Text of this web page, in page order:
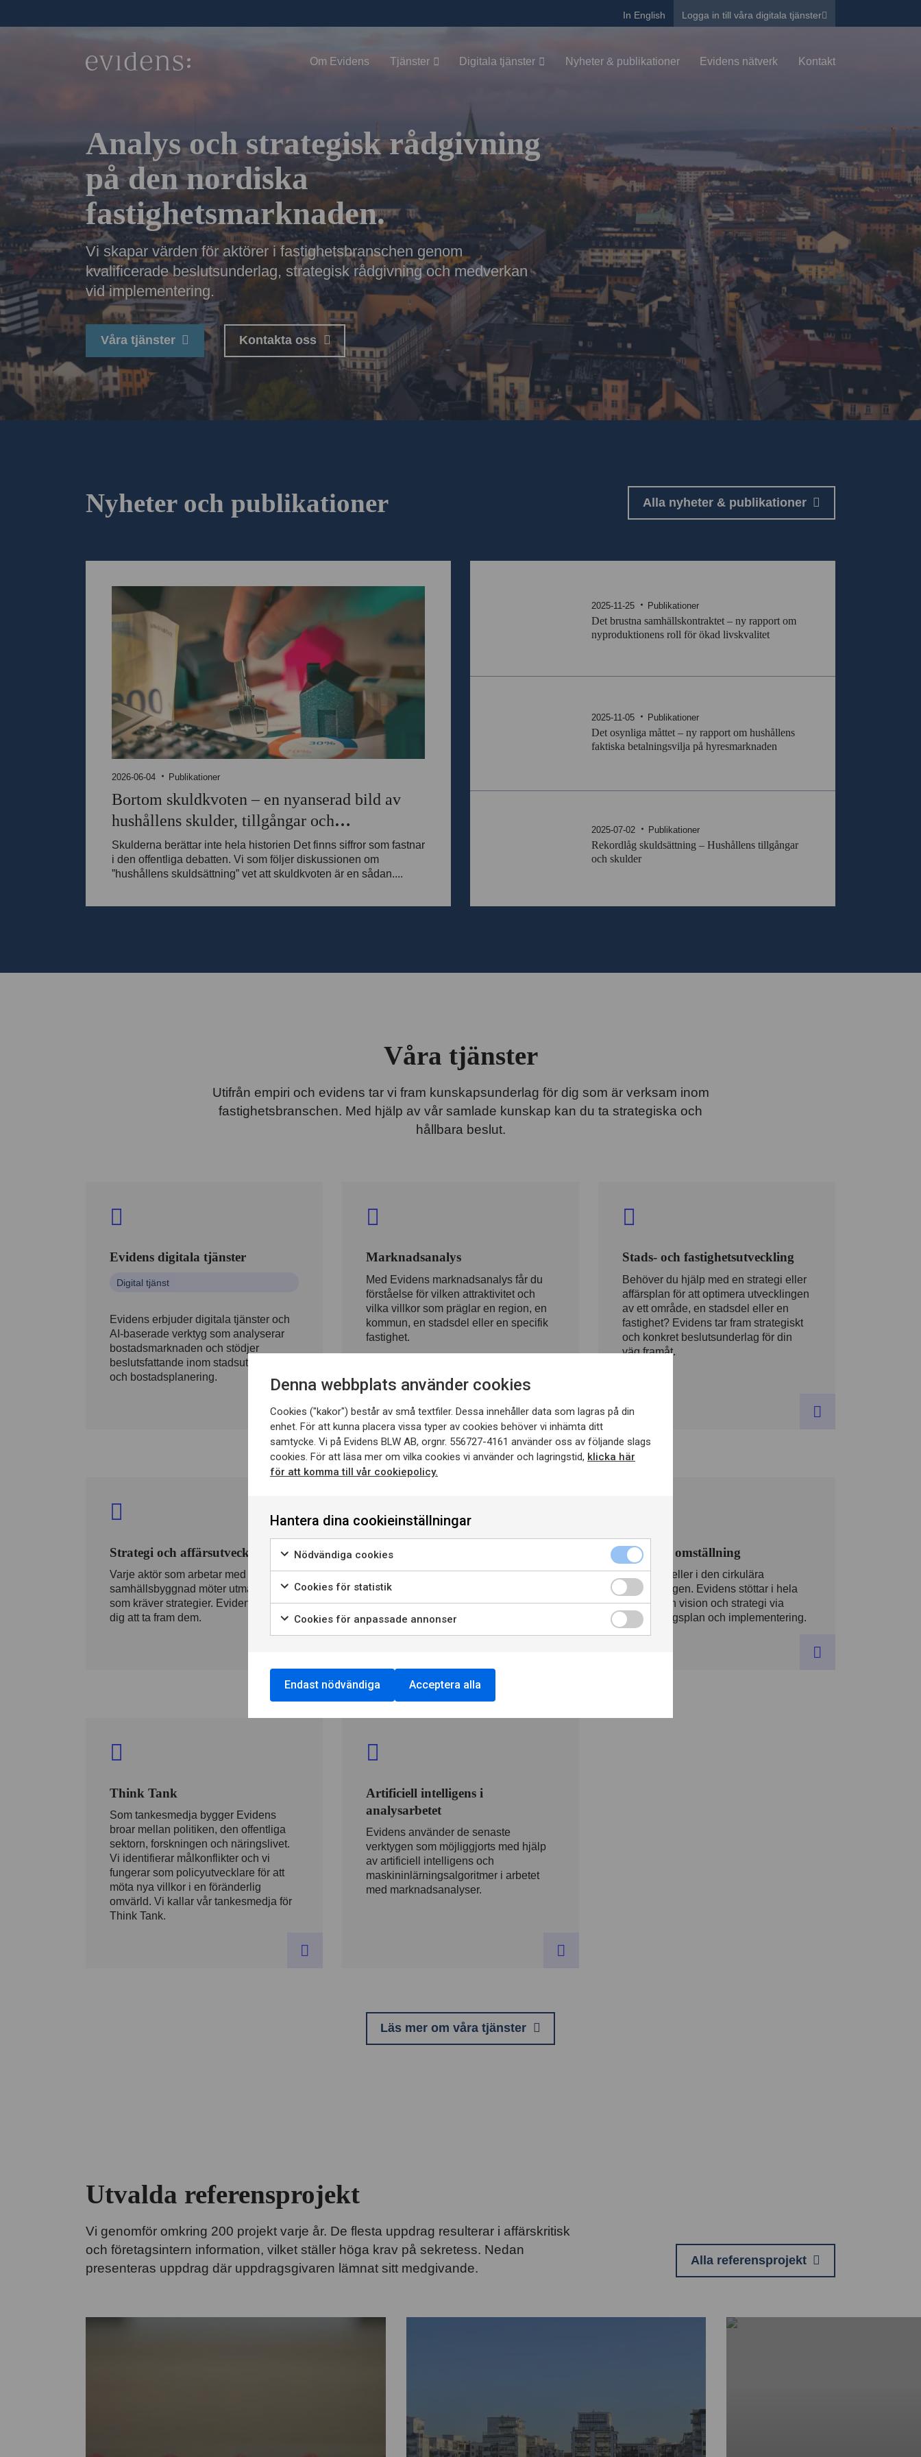
In English Logga in till våra digitala tjänster
Om Evidens Tjänster Digitala tjänster Nyheter & publikationer Evidens nätverk Kontakt
Analys och strategisk rådgivning
på den nordiska
fastighetsmarknaden.
Vi skapar värden för aktörer i fastighetsbranschen genom
kvalificerade beslutsunderlag, strategisk rådgivning och medverkan
vid implementering.
Våra tjänster Kontakta oss
Nyheter och publikationer Alla nyheter & publikationer
2026-06-04 Publikationer
Bortom skuldkvoten – en nyanserad bild av
hushållens skulder, tillgångar och
motståndskraft
Skulderna berättar inte hela historien Det finns siffror som fastnar
i den offentliga debatten. Vi som följer diskussionen om
”hushållens skuldsättning” vet att skuldkvoten är en sådan....
2025-11-25 Publikationer
Det brustna samhällskontraktet – ny rapport om
nyproduktionens roll för ökad livskvalitet
2025-11-05 Publikationer
Det osynliga måttet – ny rapport om hushållens
faktiska betalningsvilja på hyresmarknaden
2025-07-02 Publikationer
Rekordlåg skuldsättning – Hushållens tillgångar
och skulder
Våra tjänster
Utifrån empiri och evidens tar vi fram kunskapsunderlag för dig som är verksam inom
fastighetsbranschen. Med hjälp av vår samlade kunskap kan du ta strategiska och
hållbara beslut.
Evidens digitala tjänster
Digital tjänst
Evidens erbjuder digitala tjänster och
AI-baserade verktyg som analyserar
bostadsmarknaden och stödjer
beslutsfattande inom stadsutveckling
och bostadsplanering.
Marknadsanalys
Med Evidens marknadsanalys får du
förståelse för vilken attraktivitet och
vilka villkor som präglar en region, en
kommun, en stadsdel eller en specifik
fastighet.
Stads- och fastighetsutveckling
Behöver du hjälp med en strategi eller
affärsplan för att optimera utvecklingen
av ett område, en stadsdel eller en
fastighet? Evidens tar fram strategiskt
och konkret beslutsunderlag för din
väg framåt.
Strategi och affärsutveckling
Varje aktör som arbetar med
samhällsbyggnad möter utmaningar
som kräver strategier. Evidens hjälper
dig att ta fram dem.
Verksamhetsutveckling
För att förändring ska kunna ske krävs
en robust grund. Vi hjälper dig att få
alla involverade i processen att rikta
blicken och stegen åt samma håll.
Cirkulär omställning
Affärsmodeller i den cirkulära
omställningen. Evidens stöttar i hela
kedjan från vision och strategi via
omställningsplan och implementering.
Think Tank
Som tankesmedja bygger Evidens
broar mellan politiken, den offentliga
sektorn, forskningen och näringslivet.
Vi identifierar målkonflikter och vi
fungerar som policyutvecklare för att
möta nya villkor i en föränderlig
omvärld. Vi kallar vår tankesmedja för
Think Tank.
Artificiell intelligens i
analysarbetet
Evidens använder de senaste
verktygen som möjliggjorts med hjälp
av artificiell intelligens och
maskininlärningsalgoritmer i arbetet
med marknadsanalyser.
Läs mer om våra tjänster
Utvalda referensprojekt
Vi genomför omkring 200 projekt varje år. De flesta uppdrag resulterar i affärskritisk
och företagsintern information, vilket ställer höga krav på sekretess. Nedan
presenteras uppdrag där uppdragsgivaren lämnat sitt medgivande.
Alla referensprojekt
Denna webbplats använder cookies
Cookies ("kakor") består av små textfiler. Dessa innehåller data som lagras på din
enhet. För att kunna placera vissa typer av cookies behöver vi inhämta ditt
samtycke. Vi på Evidens BLW AB, orgnr. 556727-4161 använder oss av följande slags
cookies. För att läsa mer om vilka cookies vi använder och lagringstid, klicka här
för att komma till vår cookiepolicy.
Hantera dina cookieinställningar
Nödvändiga cookies
Cookies för statistik
Cookies för anpassade annonser
Endast nödvändiga Acceptera alla